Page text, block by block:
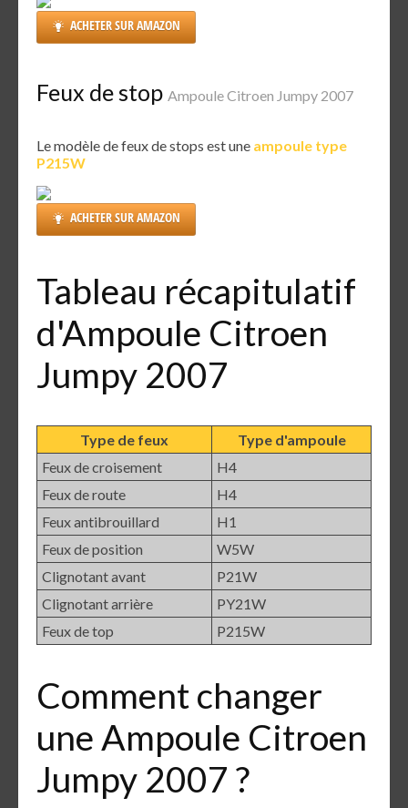
ACHETER SUR AMAZON
Feux de stop Ampoule Citroen Jumpy 2007
Le modèle de feux de stops est une ampoule type
P215W
ACHETER SUR AMAZON
Tableau récapitulatif
d'Ampoule Citroen
Jumpy 2007
Type de feux
Type d'ampoule
Feux de croisement
H4
Feux de route
H4
Feux antibrouillard
H1
Feux de position
W5W
Clignotant avant
P21W
Clignotant arrière
PY21W
Feux de top
P215W
Comment changer
une Ampoule Citroen
Jumpy 2007 ?